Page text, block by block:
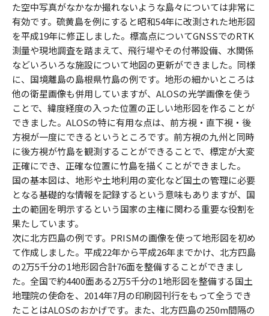
た空中写真がなかなか撮れないような島々については非常に
有効です。硫黄島を例にすると昭和54年に改測された地形図
を平成19年に修正しました。標高点についてGNSSでのRTK
測量や現地調査を踏まえて、飛行場やその付帯設備、水関係
などいろいろな施設について地図の更新ができました。同様
に、国境離島の島根県竹島の例です。地形の細かいところは
他の衛星画像も併用していますが、ALOSの光学画像を使う
ことで、緯度経度の入った位置の正しい地形図を作ることが
できました。ALOSの特に有用な点は、前方視・直下視・後
方視が一度にできるというところです。前方視の九州と同時
に後方視が竹島を観測することができることで、標定が大変
正確にでき、正確な位置に竹島を描くことができました。
国の基本図は、地形や土地利用の変化など国土の管理に必要
となる基礎的な情報を記録するという意味もありますが、国
土の範囲を明示するという国家の主権に関わる重要な役割を
果たしています。
次に北方四島の例です。PRISMの画像を使って地形図を初め
て作成しました。平成22年から平成26年までかけ、北方四島
の2万5千分の1地形図合計76面を整備することができまし
た。全国で約4400面ある2万5千分の1地形図を整備する国土
地理院の使命を、2014年7月の印刷図刊行をもって全うでき
たことはALOSのおかげです。また、北方四島の250m間隔の